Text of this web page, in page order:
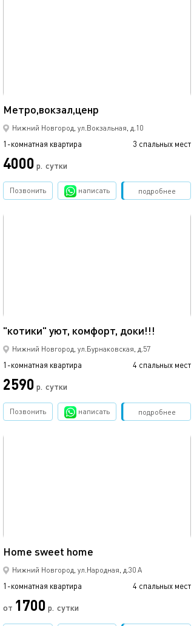
Метро,вокзал,ценр
Нижний Новгород, ул.Вокзальная, д.10
1-комнатная квартира 3 спальных мест
4000 р. сутки
подробнее
Позвонить написать Забронировать
"котики" уют, комфорт, доки!!!
Нижний Новгород, ул.Бурнаковская, д.57
1-комнатная квартира 4 спальных мест
2590 р. сутки
подробнее
Позвонить написать Забронировать
Home sweet home
Нижний Новгород, ул.Народная, д.30 А
1-комнатная квартира 4 спальных мест
от 1700 р. сутки